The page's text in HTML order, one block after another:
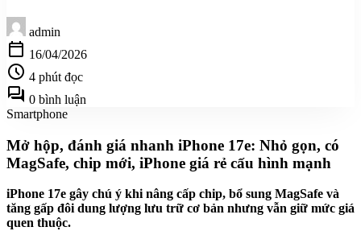
admin
calendar_today 16/04/2026
schedule 4 phút đọc
forum 0 bình luận
Smartphone
Mở hộp, đánh giá nhanh iPhone 17e: Nhỏ gọn, có
MagSafe, chip mới, iPhone giá rẻ cấu hình mạnh
iPhone 17e gây chú ý khi nâng cấp chip, bổ sung MagSafe và
tăng gấp đôi dung lượng lưu trữ cơ bản nhưng vẫn giữ mức giá
quen thuộc.